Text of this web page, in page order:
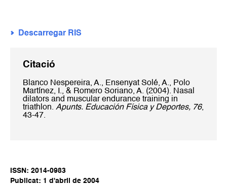
Descarregar RIS
Citació
Blanco Nespereira, A., Ensenyat Solé, A., Polo
Martínez, I., & Romero Soriano, A. (2004). Nasal
dilators and muscular endurance training in
triathlon. Apunts. Educación Física y Deportes, 76,
43-47.
ISSN: 2014-0983
Publicat: 1 d'abril de 2004